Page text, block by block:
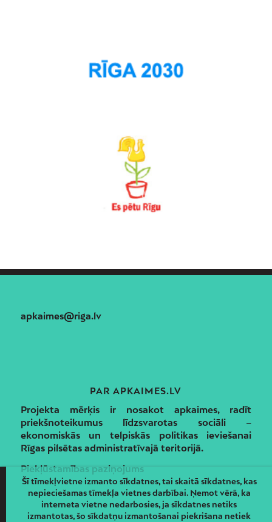
apkaimes@riga.lv
PAR APKAIMES.LV
Projekta mērķis ir nosakot apkaimes, radīt
priekšnoteikumus līdzsvarotas sociāli –
ekonomiskās un telpiskās politikas ieviešanai
Rīgas pilsētas administratīvajā teritorijā.
Piekļūstamības paziņojums
Šī tīmekļvietne izmanto sīkdatnes, tai skaitā sīkdatnes, kas
nepieciešamas tīmekļa vietnes darbībai. Ņemot vērā, ka
interneta vietne nedarbosies, ja sīkdatnes netiks
izmantotas, šo sīkdatņu izmantošanai piekrišana netiek